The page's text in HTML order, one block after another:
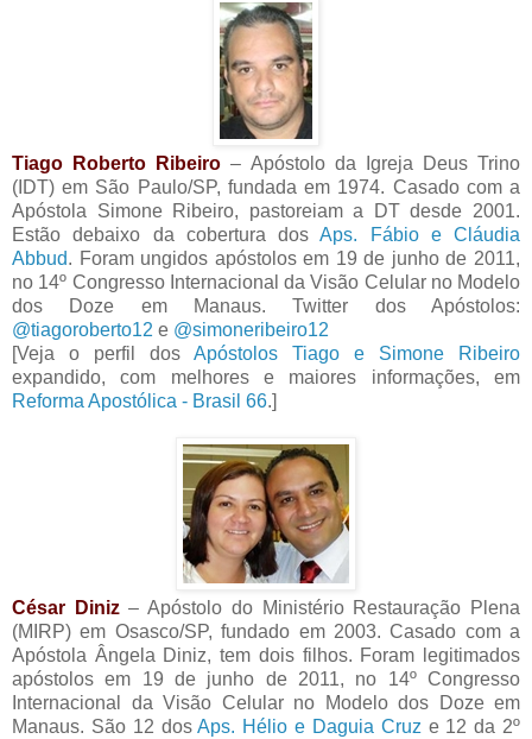
Tiago Roberto Ribeiro – Apóstolo da Igreja Deus Trino
(IDT) em São Paulo/SP, fundada em 1974. Casado com a
Apóstola Simone Ribeiro, pastoreiam a DT desde 2001.
Estão debaixo da cobertura dosAps. Fábio e Cláudia
Abbud. Foram ungidos apóstolos em 19 de junho de 2011,
no 14º Congresso Internacional da Visão Celular no Modelo
dos Doze em Manaus. Twitter dos Apóstolos:
@tiagoroberto12 e @simoneribeiro12
[Veja o perfil dos Apóstolos Tiago e Simone Ribeiro
expandido, com melhores e maiores informações, em
Reforma Apostólica - Brasil 66.]
César Diniz– Apóstolo do Ministério Restauração Plena
(MIRP) em Osasco/SP, fundado em 2003. Casado com a
Apóstola Ângela Diniz, tem dois filhos. Foram legitimados
apóstolos em 19 de junho de 2011, no 14º Congresso
Internacional da Visão Celular no Modelo dos Doze em
Manaus. São 12 dosAps. Hélio e Daguia Cruz e 12 da 2º